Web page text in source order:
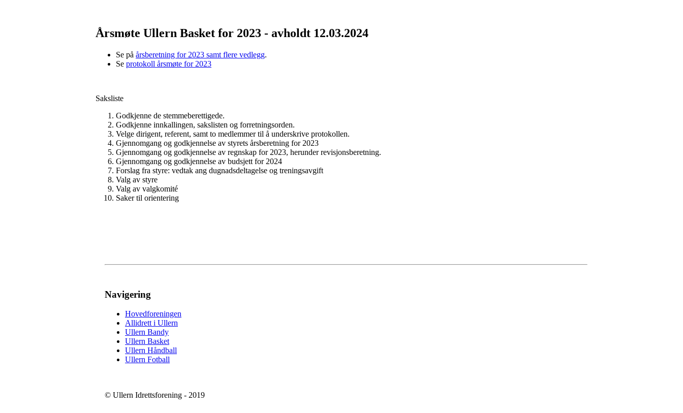
Årsmøte Ullern Basket for 2023 - avholdt 12.03.2024
Se på årsberetning for 2023 samt flere vedlegg.
Se protokoll årsmøte for 2023
Saksliste
Godkjenne de stemmeberettigede.
Godkjenne innkallingen, sakslisten og forretningsorden.
Velge dirigent, referent, samt to medlemmer til å underskrive protokollen.
Gjennomgang og godkjennelse av styrets årsberetning for 2023
Gjennomgang og godkjennelse av regnskap for 2023, herunder revisjonsberetning.
Gjennomgang og godkjennelse av budsjett for 2024
Forslag fra styre: vedtak ang dugnadsdeltagelse og treningsavgift
Valg av styre
Valg av valgkomité
Saker til orientering
Navigering
Hovedforeningen
Allidrett i Ullern
Ullern Bandy
Ullern Basket
Ullern Håndball
Ullern Fotball
© Ullern Idrettsforening - 2019